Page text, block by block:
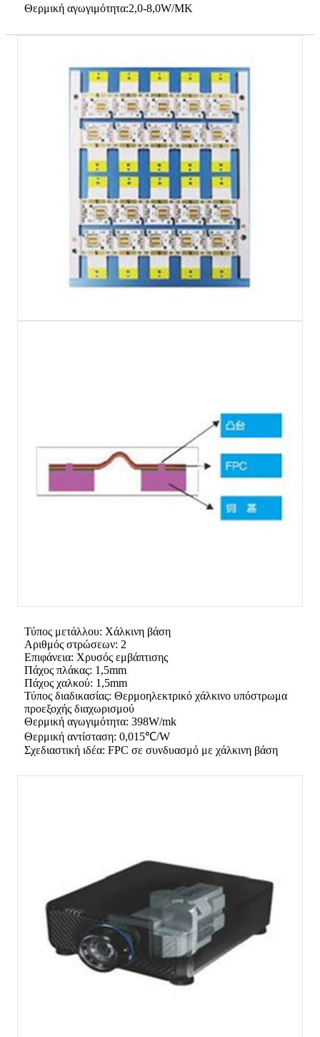
Θερμική αγωγιμότητα:2,0-8,0W/MK
Τύπος μετάλλου: Χάλκινη βάση
Αριθμός στρώσεων: 2
Επιφάνεια: Χρυσός εμβάπτισης
Πάχος πλάκας: 1,5mm
Πάχος χαλκού: 1,5mm
Τύπος διαδικασίας: Θερμοηλεκτρικό χάλκινο υπόστρωμα
προεξοχής διαχωρισμού
Θερμική αγωγιμότητα: 398W/mk
Θερμική αντίσταση: 0,015℃/W
Σχεδιαστική ιδέα: FPC σε συνδυασμό με χάλκινη βάση